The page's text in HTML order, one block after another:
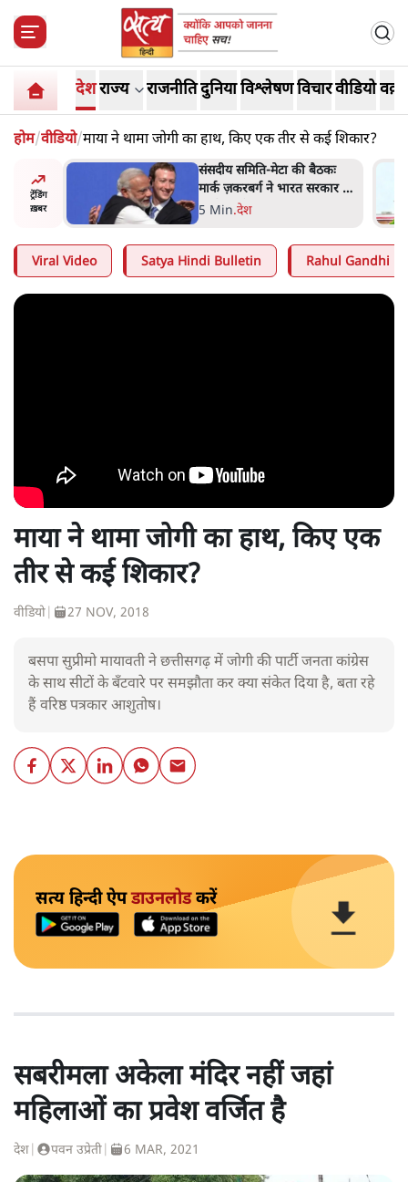
देशराज्य राजनीतिदुनियाविश्लेषणविचारवीडियो
होम/वीडियो/माया ने थामा जोगी का हाथ, किए एक तीर से कई शिकार?
ट्रेंडिंग
ख़बर
एनसीपी
इंदिरा
हैं?
संसदीय समिति-मेटा की बैठकः
मार्क ज़करबर्ग ने भारत सरकार से
माफी मांगी
5 Min.देश
Viral Video Satya Hindi Bulletin Rahul Gandhi
माया ने थामा जोगी का हाथ, किए एक
तीर से कई शिकार?
वीडियो 27 NOV, 2018
बसपा सुप्रीमो मायावती ने छत्तीसगढ़ में जोगी की पार्टी जनता कांग्रेस
के साथ सीटों के बँटवारे पर समझौता कर क्या संकेत दिया है, बता रहे
हैं वरिष्ठ पत्रकार आशुतोष।
सत्य हिन्दी ऐपडाउनलोडकरें
सबरीमला अकेला मंदिर नहीं जहां
महिलाओं का प्रवेश वर्जित है
देश पवन उप्रेती 6 MAR, 2021